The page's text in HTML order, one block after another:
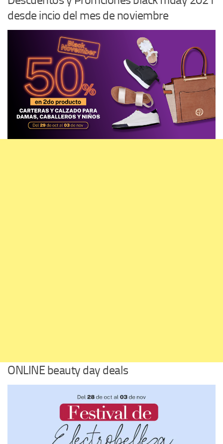
desde incio del mes de noviembre
ONLINE beauty day deals